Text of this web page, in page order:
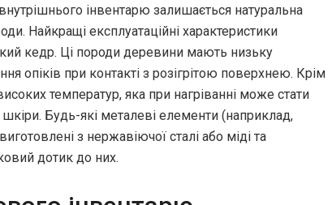
інвентарю залишається натуральна
Найкращі експлуатаційні характеристики
кедр. Ці породи деревини мають низьку
опіків при контакті з розігрітою поверхнею. Крім
температур, яка при нагріванні може стати
Будь-які металеві елементи (наприклад,
з нержавіючої сталі або міді та
дотик до них.